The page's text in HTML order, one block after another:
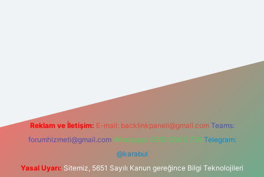
Reklam ve İletişim: E-mail: backlinkpaneli@gmail.com Teams:
forumhizmeti@gmail.com Whatsapp: 0262 606 0 726 Telegram:
@karabul
Yasal Uyarı: Sitemiz, 5651 Sayılı Kanun gereğince Bilgi Teknolojileri